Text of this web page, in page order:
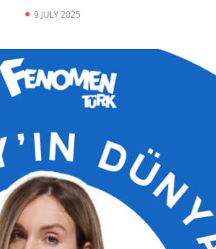
9 JULY 2025